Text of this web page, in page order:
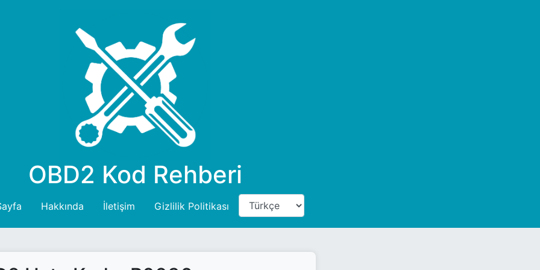
OBD2 Kod Rehberi
Hakkında İletişim Gizlilik Politikası